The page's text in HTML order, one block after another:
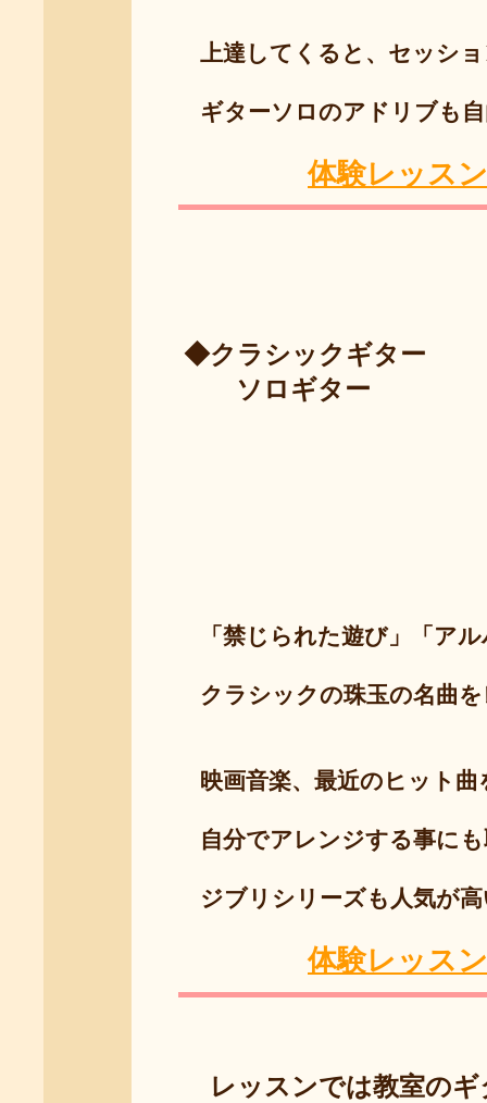
上達してくると、セッショ
ギターソロのアドリブも自
体験レッス
◆クラシックギター
ソロギター
「禁じられた遊び」「アル
クラシックの珠玉の名曲を
映画音楽、最近のヒット曲
自分でアレンジする事にも
ジブリシリーズも人気が高
体験レッス
レッスンでは教室のギ